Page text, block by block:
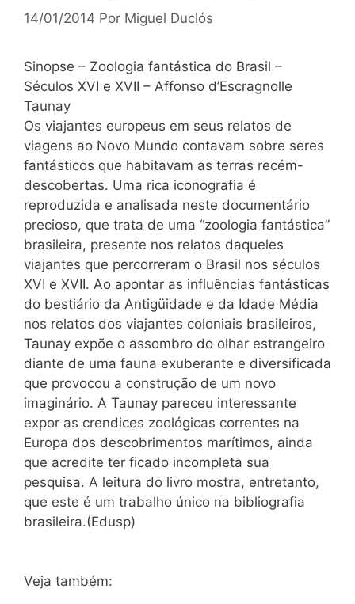
14/01/2014 Por Miguel Duclós
Sinopse – Zoologia fantástica do Brasil –
Séculos XVI e XVII – Affonso d’Escragnolle
Taunay
Os viajantes europeus em seus relatos de
viagens ao Novo Mundo contavam sobre seres
fantásticos que habitavam as terras recém-
descobertas. Uma rica iconografia é
reproduzida e analisada neste documentário
precioso, que trata de uma “zoologia fantástica”
brasileira, presente nos relatos daqueles
viajantes que percorreram o Brasil nos séculos
XVI e XVII. Ao apontar as influências fantásticas
do bestiário da Antigüidade e da Idade Média
nos relatos dos viajantes coloniais brasileiros,
Taunay expõe o assombro do olhar estrangeiro
diante de uma fauna exuberante e diversificada
que provocou a construção de um novo
imaginário. A Taunay pareceu interessante
expor as crendices zoológicas correntes na
Europa dos descobrimentos marítimos, ainda
que acredite ter ficado incompleta sua
pesquisa. A leitura do livro mostra, entretanto,
que este é um trabalho único na bibliografia
brasileira.(Edusp)
Veja também: